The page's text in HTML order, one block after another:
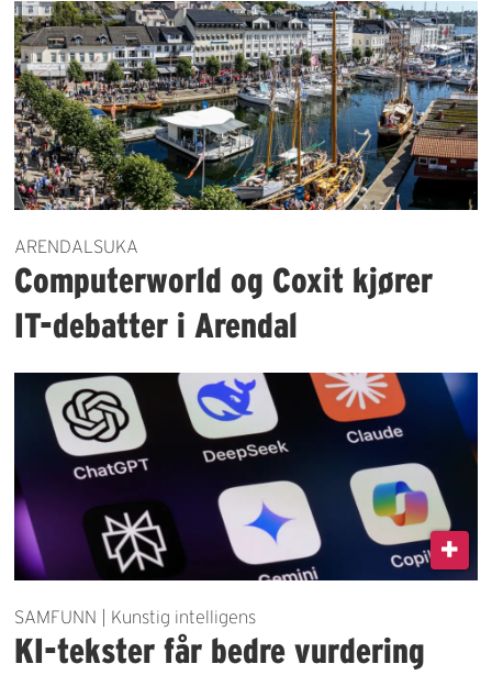
ARENDALSUKA
Computerworld og Coxit kjører
IT-debatter i Arendal
SAMFUNN | Kunstig intelligens
KI-tekster får bedre vurdering